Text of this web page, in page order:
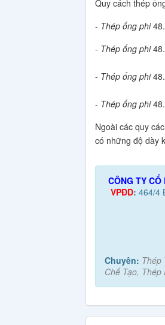
Quy cách thép
- Thép ống phi
- Thép ống phi
- Thép ống phi
- Thép ống phi
Ngoài các quy
có những độ dày
CÔNG TY
VPĐD: 464/4
Chuyên: Thép
Chế Tạo, Thép